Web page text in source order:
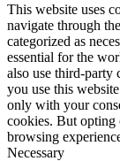
This website uses
navigate through
categorized as
essential for the
also use third-party
you use this
only with your
cookies. But opting
browsing
Necessary